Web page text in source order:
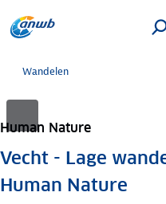
Wandelen
Human Nature
Vecht - Lage
Human Nature